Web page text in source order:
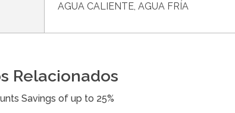
AGUA CALIENTE, AGUA FRÍA
Relacionados